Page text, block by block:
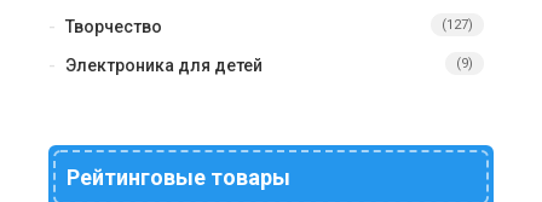
Творчество (127)
Электроника для детей (9)
Рейтинговые товары